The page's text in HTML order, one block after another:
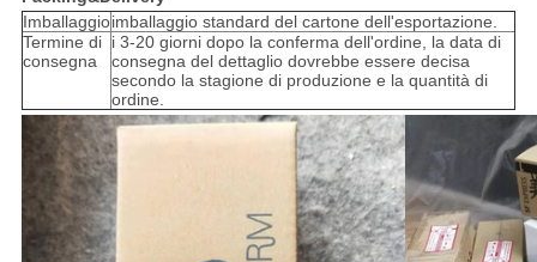
Imballaggioimballaggio standard del cartone dell'esportazione.
Termine di
consegna
i 3-20 giorni dopo la conferma dell'ordine, la data di
consegna del dettaglio dovrebbe essere decisa
secondo la stagione di produzione e la quantità di
ordine.